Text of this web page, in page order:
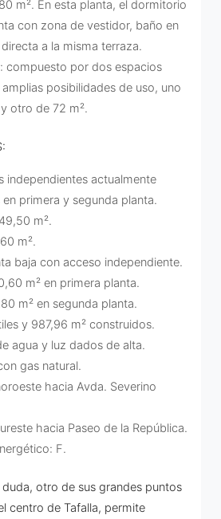
m². En esta planta, el dormitorio
con zona de vestidor, baño en
a la misma terraza.
compuesto por dos espacios
posibilidades de uso, uno
otro de 72 m².
independientes actualmente
primera y segunda planta.
m².
m².
baja con acceso independiente.
m² en primera planta.
m² en segunda planta.
y 987,96 m² construidos.
agua y luz dados de alta.
gas natural.
hacia Avda. Severino
hacia Paseo de la República.
F.
duda, otro de sus grandes puntos
centro de Tafalla, permite